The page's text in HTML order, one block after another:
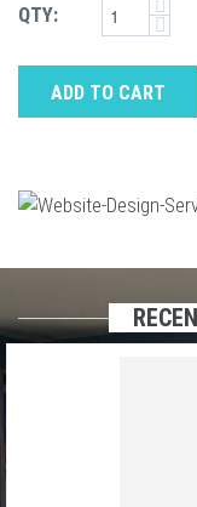
QTY:
ADD TO CART